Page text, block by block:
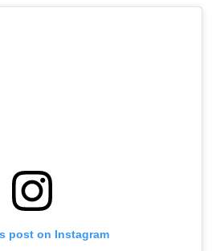
post on Instagram